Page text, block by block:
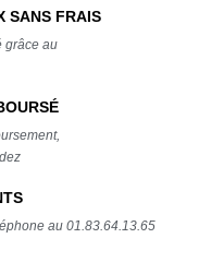
SANS FRAIS
grâce au
au 01.83.64.13.65